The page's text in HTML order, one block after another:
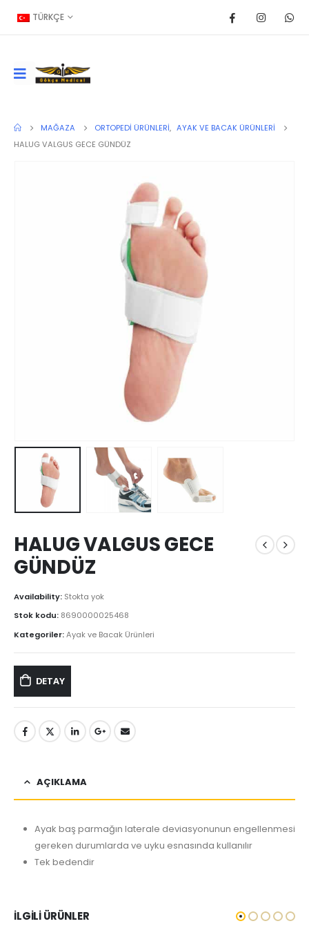
TÜRKÇE
MAĞAZA ORTOPEDI ÜRÜNLERI, AYAK VE BACAK ÜRÜNLERI
HALUG VALGUS GECE GÜNDÜZ
HALUG VALGUS GECE
GÜNDÜZ
Availability: Stokta yok
Stok kodu: 8690000025468
Kategoriler:Ayak ve Bacak Ürünleri
DETAY
AÇIKLAMA
Ayak baş parmağın laterale deviasyonunun engellenmesi
gereken durumlarda ve uyku esnasında kullanılır
Tek bedendir
İLGILI ÜRÜNLER